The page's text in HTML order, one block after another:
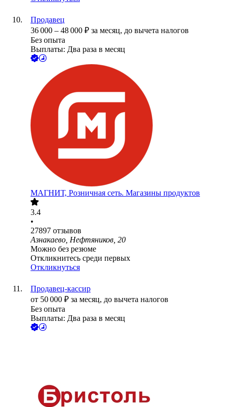
Продавец
36 000 – 48 000 ₽ за месяц, до вычета налогов
Без опыта
Выплаты: Два раза в месяц
МАГНИТ, Розничная сеть. Магазины продуктов
3.4
•
27897 отзывов
Азнакаево, Нефтяников, 20
Можно без резюме
Откликнитесь среди первых
Откликнуться
Продавец-кассир
от 50 000 ₽ за месяц, до вычета налогов
Без опыта
Выплаты: Два раза в месяц